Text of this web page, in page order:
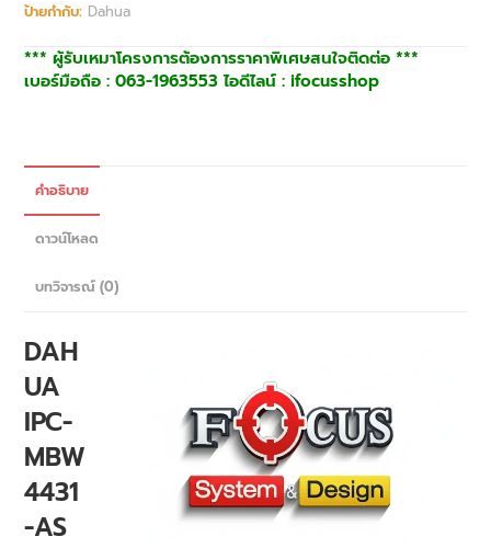
ป้ายกำกับ: Dahua
*** ผู้รับเหมาโครงการต้องการราคาพิเศษสนใจติดต่อ ***
เบอร์มือถือ : 063-1963553 ไอดีไลน์ : ifocusshop
คำอธิบาย
ดาวน์โหลด
บทวิจารณ์ (0)
DAH
UA
IPC-
MBW
4431
-AS